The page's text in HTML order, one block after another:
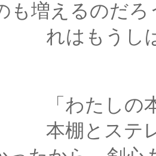
も増えるのだろ
しばらく
の本に･･･
テレオの方